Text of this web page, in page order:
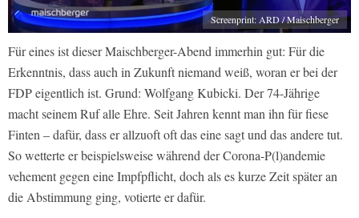
Screenprint: ARD / Maischberger
Für eines ist dieser Maischberger-Abend immerhin gut: Für die
Erkenntnis, dass auch in Zukunft niemand weiß, woran er bei der
FDP eigentlich ist. Grund: Wolfgang Kubicki. Der 74-Jährige
macht seinem Ruf alle Ehre. Seit Jahren kennt man ihn für fiese
Finten – dafür, dass er allzuoft oft das eine sagt und das andere tut.
So wetterte er beispielsweise während der Corona-P(l)andemie
vehement gegen eine Impfpflicht, doch als es kurze Zeit später an
die Abstimmung ging, votierte er dafür.